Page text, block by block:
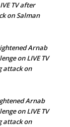
TV after
on Salman
Arnab
on LIVE TV
attack on
Arnab
on LIVE TV
attack on